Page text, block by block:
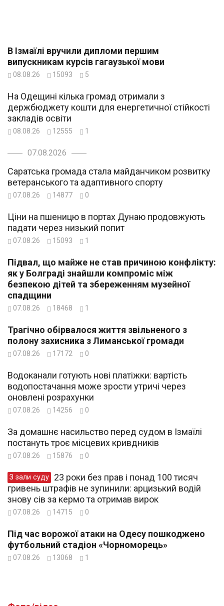
В Ізмаїлі вручили дипломи першим
випускникам курсів гагаузької мови
08.08.26 15093 5
На Одещині кілька громад отримали з
держбюджету кошти для енергетичної стійкості
закладів освіти
08.08.26 12555 1
07.08.2026
Саратська громада стала майданчиком розвитку
ветеранського та адаптивного спорту
07.08.26 14877 0
Ціни на пшеницю в портах Дунаю продовжують
падати через низький попит
07.08.26 15093 1
Підвал, що майже не став причиною конфлікту:
як у Болграді знайшли компроміс між
безпекою дітей та збереженням музейної
спадщини
07.08.26 18468 1
Трагічно обірвалося життя звільненого з
полону захисника з Лиманської громади
07.08.26 17172 0
Водоканали готують нові платіжки: вартість
водопостачання може зрости утричі через
оновлені розрахунки
07.08.26 14256 0
За домашнє насильство перед судом в Ізмаїлі
постануть троє місцевих кривдників
07.08.26 15876 0
З зали суду
гривень штрафів не зупинили: арцизький водій
знову сів за кермо та отримав вирок
07.08.26 14715 0
Під час ворожої атаки на Одесу пошкоджено
футбольний стадіон «Чорноморець»
07.08.26 13068 1